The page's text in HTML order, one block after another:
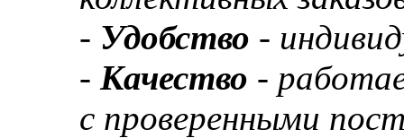
- Удобство -
- Качество -
с проверенными